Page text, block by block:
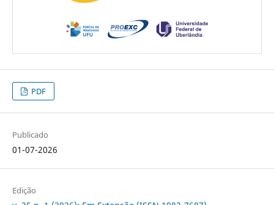
PDF
Publicado
01-07-2026
Edição